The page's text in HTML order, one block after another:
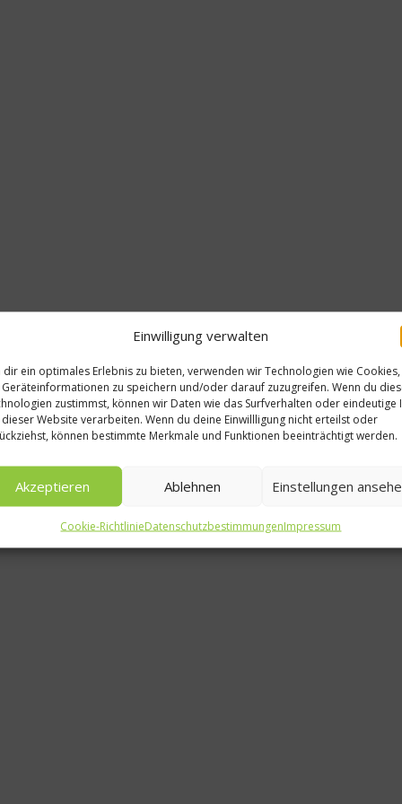
Einwilligung verwalten
dir ein optimales Erlebnis zu bieten, verwenden wir Technologien wie Cookies,
Geräteinformationen zu speichern und/oder darauf zuzugreifen. Wenn du
zustimmst, können wir Daten wie das Surfverhalten oder eindeutige
dieser Website verarbeiten. Wenn du deine Einwillligung nicht erteilst oder
können bestimmte Merkmale und Funktionen beeinträchtigt werden.
Akzeptieren Ablehnen Einstellungen
Cookie-RichtlinieDatenschutzbestimmungenImpressum